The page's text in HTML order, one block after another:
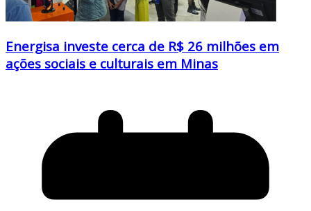
Energisa investe cerca de R$ 26 milhões em
ações sociais e culturais em Minas